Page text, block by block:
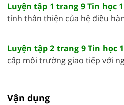
Luyện tập 1 trang 9 Tin học
tính thân thiện của hệ điều
Luyện tập 2 trang 9 Tin học
cấp môi trường giao tiếp với
Vận dụng